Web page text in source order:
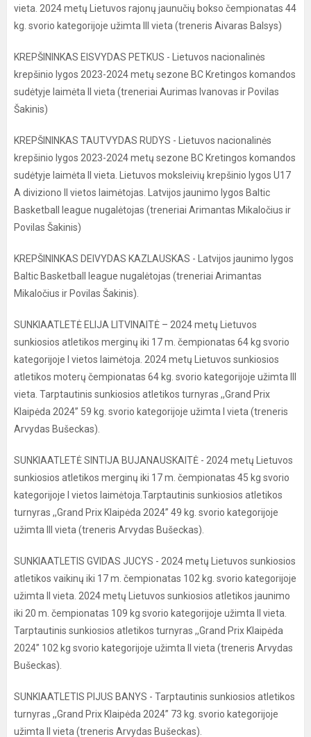
vieta. 2024 metų Lietuvos rajonų jaunučių bokso čempionatas 44
kg. svorio kategorijoje užimta III vieta (treneris Aivaras Balsys)
KREPŠININKAS EISVYDAS PETKUS - Lietuvos nacionalinės
krepšinio lygos 2023-2024 metų sezone BC Kretingos komandos
sudėtyje laimėta II vieta (treneriai Aurimas Ivanovas ir Povilas
Šakinis)
KREPŠININKAS TAUTVYDAS RUDYS - Lietuvos nacionalinės
krepšinio lygos 2023-2024 metų sezone BC Kretingos komandos
sudėtyje laimėta II vieta. Lietuvos moksleivių krepšinio lygos U17
A diviziono II vietos laimėtojas. Latvijos jaunimo lygos Baltic
Basketball league nugalėtojas (treneriai Arimantas Mikaločius ir
Povilas Šakinis)
KREPŠININKAS DEIVYDAS KAZLAUSKAS - Latvijos jaunimo lygos
Baltic Basketball league nugalėtojas (treneriai Arimantas
Mikaločius ir Povilas Šakinis).
SUNKIAATLETĖ ELIJA LITVINAITĖ – 2024 metų Lietuvos
sunkiosios atletikos merginų iki 17 m. čempionatas 64 kg svorio
kategorijoje I vietos laimėtoja. 2024 metų Lietuvos sunkiosios
atletikos moterų čempionatas 64 kg. svorio kategorijoje užimta III
vieta. Tarptautinis sunkiosios atletikos turnyras ,,Grand Prix
Klaipėda 2024” 59 kg. svorio kategorijoje užimta I vieta (treneris
Arvydas Bušeckas).
SUNKIAATLETĖ SINTIJA BUJANAUSKAITĖ - 2024 metų Lietuvos
sunkiosios atletikos merginų iki 17 m. čempionatas 45 kg svorio
kategorijoje I vietos laimėtoja.Tarptautinis sunkiosios atletikos
turnyras ,,Grand Prix Klaipėda 2024” 49 kg. svorio kategorijoje
užimta III vieta (treneris Arvydas Bušeckas).
SUNKIAATLETIS GVIDAS JUCYS - 2024 metų Lietuvos sunkiosios
atletikos vaikinų iki 17 m. čempionatas 102 kg. svorio kategorijoje
užimta II vieta. 2024 metų Lietuvos sunkiosios atletikos jaunimo
iki 20 m. čempionatas 109 kg svorio kategorijoje užimta II vieta.
Tarptautinis sunkiosios atletikos turnyras ,,Grand Prix Klaipėda
2024” 102 kg svorio kategorijoje užimta II vieta (treneris Arvydas
Bušeckas).
SUNKIAATLETIS PIJUS BANYS - Tarptautinis sunkiosios atletikos
turnyras ,,Grand Prix Klaipėda 2024” 73 kg. svorio kategorijoje
užimta II vieta (treneris Arvydas Bušeckas).